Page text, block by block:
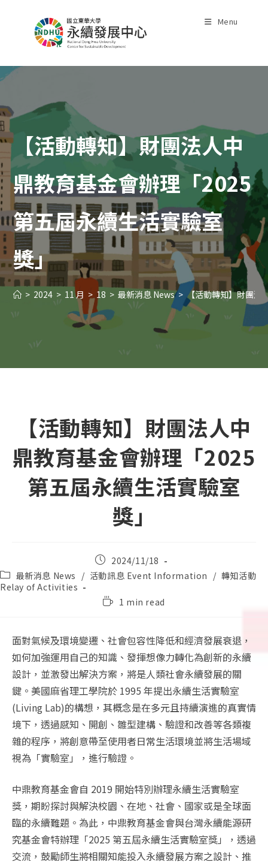
Menu
【活動轉知】財團法人中
鼎教育基金會辦理「2025
第五屆永續生活實驗室
獎」
> 2024 > 11 月 > 18 > 最新消息 News > 【活動轉知】財團法
【活動轉知】財團法人中
鼎教育基金會辦理「2025
第五屆永續生活實驗室
獎」
Post
published:
2024/11/18
Post
category:
最新消息 News / 活動訊息 Event Information / 轉知活動
Relay of Activities
Reading1 min read
面對氣候及環境變遷、社會包容性降低和經濟發展衰退，
如何加強運用自己的知識、發揮想像力轉化為創新的永續
設計，並激發出解決方案，將是人類社會永續發展的關
鍵。美國麻省理工學院於 1995 年提出永續生活實驗室
(Living Lab)的構想，其概念是在多元且持續演進的真實情
境下，透過感知、開創、雛型建構、驗證和改善等各類複
雜的程序，將創意帶至使用者日常生活環境並將生活場域
視為「實驗室」，進行驗證。
中鼎教育基金會自 2019 開始特別辦理永續生活實驗室
獎，期盼探討與解決校園、在地、社會、國家或是全球面
臨的永續難題。為此，中鼎教育基金會與台灣永續能源研
究基金會特辦理「2025 第五屆永續生活實驗室獎」，透過
交流，鼓勵師生將相關知能投入永續發展方案之設計、推